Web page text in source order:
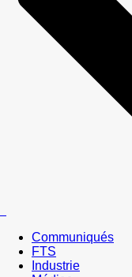
Communiqués
FTS
Industrie